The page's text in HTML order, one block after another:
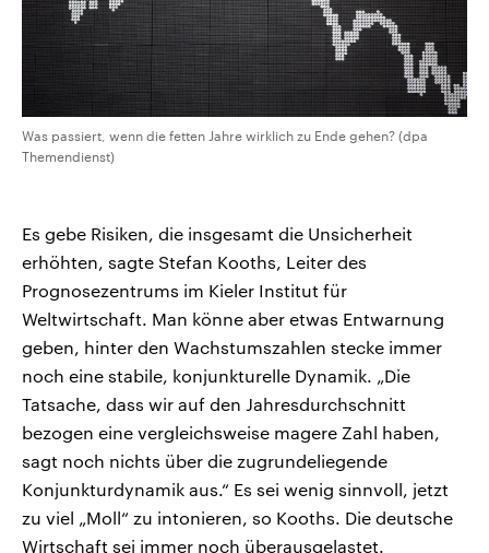
Was passiert, wenn die fetten Jahre wirklich zu Ende gehen? (dpa
Themendienst)
Es gebe Risiken, die insgesamt die Unsicherheit
erhöhten, sagte Stefan Kooths, Leiter des
Prognosezentrums im Kieler Institut für
Weltwirtschaft. Man könne aber etwas Entwarnung
geben, hinter den Wachstumszahlen stecke immer
noch eine stabile, konjunkturelle Dynamik. „Die
Tatsache, dass wir auf den Jahresdurchschnitt
bezogen eine vergleichsweise magere Zahl haben,
sagt noch nichts über die zugrundeliegende
Konjunkturdynamik aus.“ Es sei wenig sinnvoll, jetzt
zu viel „Moll“ zu intonieren, so Kooths. Die deutsche
Wirtschaft sei immer noch überausgelastet.